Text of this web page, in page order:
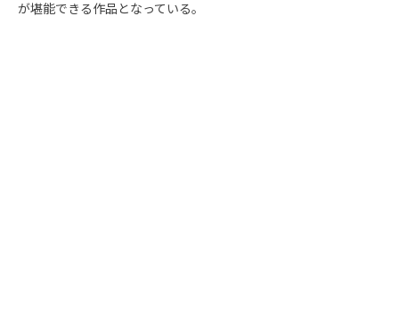
が堪能できる作品となっている。